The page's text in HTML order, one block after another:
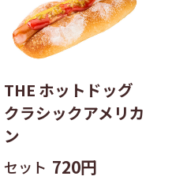
THE ホットドッグ
クラシックアメリカ
ン
セット 720円